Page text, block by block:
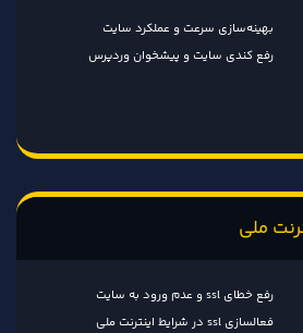
بهینه‌سازی سرعت و عملکرد سایت
رفع کندی سایت و پیشخوان وردپرس
رفع خطای ssl و عدم ورود به سایت
فعالسازی ssl در شرایط اینترنت ملی